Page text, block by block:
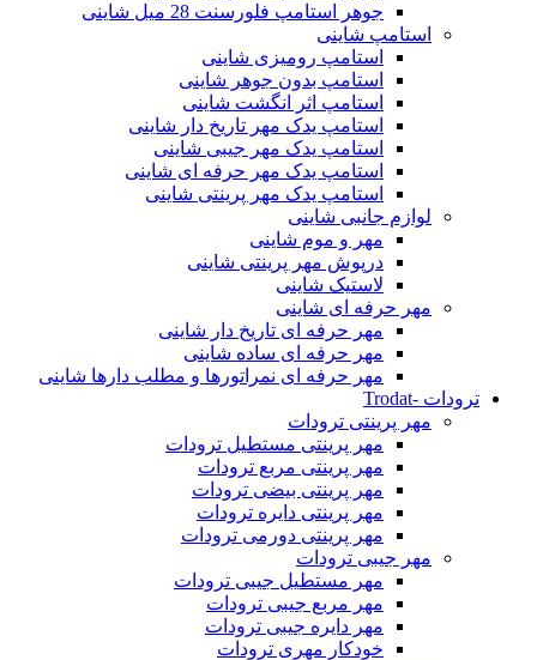
جوهر استامپ فلورسنت 28 میل شاینی
استامپ شاینی
استامپ رومیزی شاینی
استامپ بدون جوهر شاینی
استامپ اثر انگشت شاینی
استامپ یدک مهر تاریخ دار شاینی
استامپ یدک مهر جیبی شاینی
استامپ یدک مهر حرفه ای شاینی
استامپ یدک مهر پرینتی شاینی
لوازم جانبی شاینی
مهر و موم شاینی
درپوش مهر پرینتی شاینی
لاستیک شاینی
مهر حرفه ای شاینی
مهر حرفه ای تاریخ دار شاینی
مهر حرفه ای ساده شاینی
مهر حرفه ای نمراتورها و مطلب دارها شاینی
ترودات -Trodat
مهر پرینتی ترودات
مهر پرینتی مستطیل ترودات
مهر پرینتی مربع ترودات
مهر پرینتی بیضی ترودات
مهر پرینتی دایره ترودات
مهر پرینتی دورمی ترودات
مهر جیبی ترودات
مهر مستطیل جیبی ترودات
مهر مربع جیبی ترودات
مهر دایره جیبی ترودات
خودکار مهری ترودات